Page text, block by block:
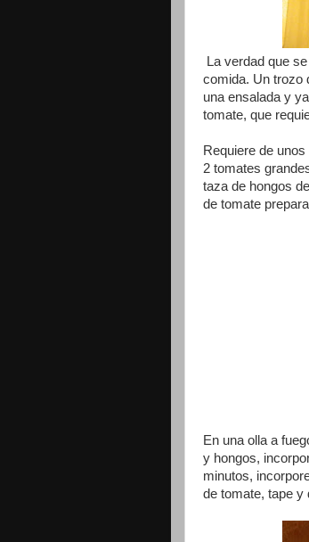
La verdad que
comida. Un trozo
una ensalada y
tomate, que
Requiere de
2 tomates
taza de hongos
de tomate
En una olla a
y hongos,
minutos,
de tomate, tape y